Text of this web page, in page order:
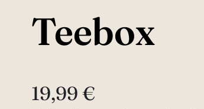
Teebox
19,99 €